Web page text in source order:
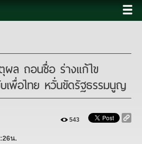
ผล ถอนชื่อ ร่างแก้ไข
พื่อไทย หวั่นขัดรัฐธรรมนูญ
543
น.